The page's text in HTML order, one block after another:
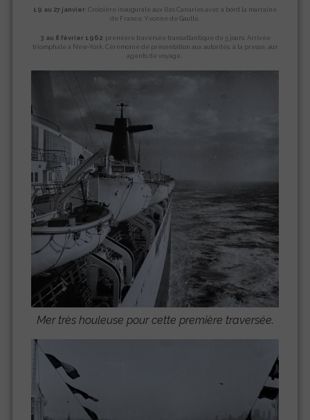
19 au 27 janvier : Croisière inaugurale aux Iles Canaries avec à bord la marraine
de France, Yvonne de Gaulle.
3 au 8 février 1962: première traversée transatlantique de 5 jours. Arrivée
triomphale à New-York. Cérémonie de présentation aux autorités, à la presse, aux
agents de voyage..
Mer très houleuse pour cette première traversée.